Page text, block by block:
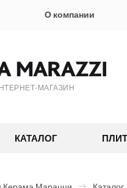
О компании
МАГАЗИН
КАТАЛОГ